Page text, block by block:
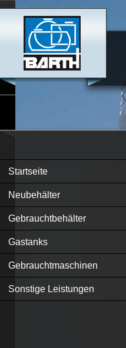
Startseite
Neubehälter
Gebrauchtbehälter
Gastanks
Gebrauchtmaschinen
Sonstige Leistungen